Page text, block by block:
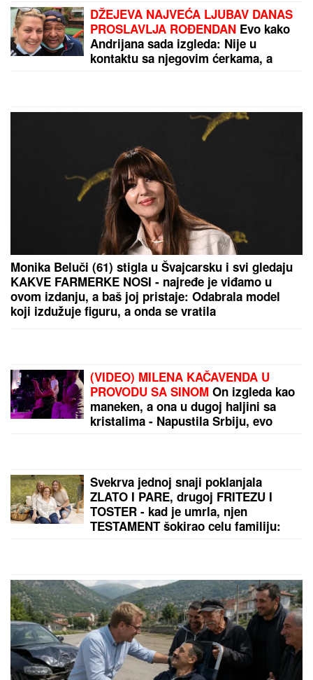
DŽEJEVA NAJVEĆA LJUBAV DANAS
PROSLAVLJA ROĐENDAN Evo kako
Andrijana sada izgleda: Nije u
kontaktu sa njegovim ćerkama, a
Monika Beluči (61) stigla u Švajcarsku i svi gledaju
KAKVE FARMERKE NOSI - najređe je viđamo u
ovom izdanju, a baš joj pristaje: Odabrala model
koji izdužuje figuru, a onda se vratila
(VIDEO) MILENA KAČAVENDA U
PROVODU SA SINOM On izgleda kao
maneken, a ona u dugoj haljini sa
kristalima - Napustila Srbiju, evo
Svekrva jednoj snaji poklanjala
ZLATO I PARE, drugoj FRITEZU I
TOSTER - kad je umrla, njen
TESTAMENT šokirao celu familiju: